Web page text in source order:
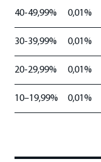
40-49,99% 0,01%
30-39,99% 0,01%
20-29,99% 0,01%
10–19,99% 0,01%